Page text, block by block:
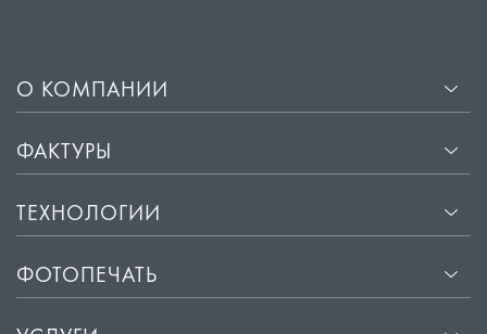
О КОМПАНИИ
ФАКТУРЫ
ТЕХНОЛОГИИ
ФОТОПЕЧАТЬ